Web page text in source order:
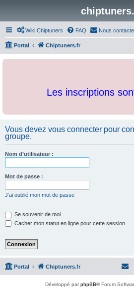
Wiki Chiptuners FAQ Nous
Portal Chiptuners.fr
Les inscriptions
Vous devez vous connecter pour
groupe.
Nom d’utilisateur :
Mot de passe :
J’ai oublié mon mot de passe
Se souvenir de moi
Cacher mon statut en ligne pour cette session
Portal Chiptuners.fr
Développé parphpBB® Forum